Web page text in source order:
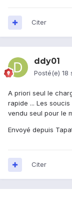
Citer
ddy01
Posté(e) 18
A priori seul le
rapide ... Les
vendu seul pour le
Envoyé depuis
Citer